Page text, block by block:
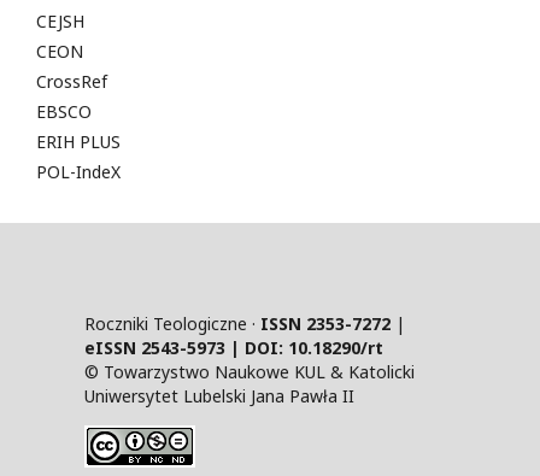
CEJSH
CEON
CrossRef
EBSCO
ERIH PLUS
POL-IndeX
Roczniki Teologiczne · ISSN 2353-7272 |
eISSN 2543-5973 | DOI: 10.18290/rt
© Towarzystwo Naukowe KUL & Katolicki
Uniwersytet Lubelski Jana Pawła II